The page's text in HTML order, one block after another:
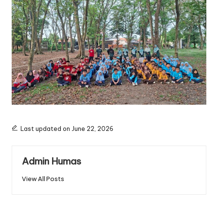
Last updated on June 22, 2026
Admin Humas
View All Posts